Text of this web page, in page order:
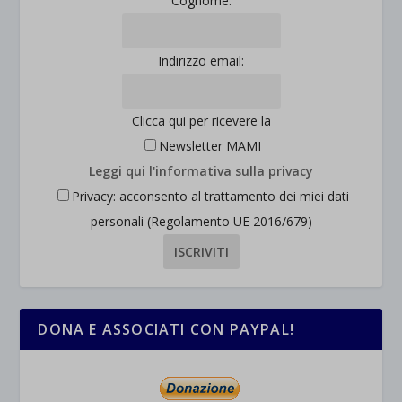
Indirizzo email:
Clicca qui per ricevere la
Newsletter MAMI
Leggi qui l'informativa sulla privacy
Privacy: acconsento al trattamento dei miei dati
personali (Regolamento UE 2016/679)
DONA E ASSOCIATI CON PAYPAL!